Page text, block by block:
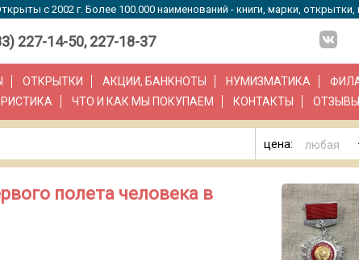
с 2002 г. Более 100.000 наименований - книги, марки,
227-14-50, 227-18-37
ОТКРЫТКИ АКЦИИ, БАНКНОТЫ НУМИЗМАТИКА
ЧТО И КАК МЫ ПОКУПАЕМ КОНТАКТЫ ОТЗЫВЫ
цена:
полета человека в